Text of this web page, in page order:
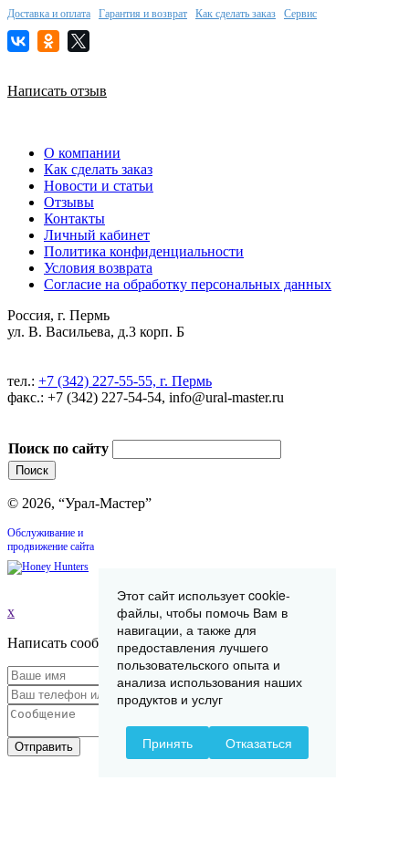
Доставка и оплата Гарантия и возврат Как сделать заказ Сервис
Написать отзыв
О компании
Как сделать заказ
Новости и статьи
Отзывы
Контакты
Личный кабинет
Политика конфиденциальности
Условия возврата
Согласие на обработку персональных данных
Россия, г. Пермь
ул. В. Васильева, д.3 корп. Б
тел.: +7 (342) 227-55-55, г. Пермь
факс.: +7 (342) 227-54-54, info@ural-master.ru
Поиск по сайту
© 2026, “Урал-Мастер”
Обслуживание и
продвижение сайта
x
Написать сообщение
Отправить
Этот сайт использует cookie-
файлы, чтобы помочь Вам в
навигации, а также для
предоставления лучшего
пользовательского опыта и
анализа использования наших
продуктов и услуг
Принять Отказаться